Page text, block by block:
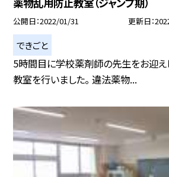
公開日 2022/01/31 更新日
できごと
5時間目に学校薬剤師の先生をお迎え
教室を行いました。 違法薬物...